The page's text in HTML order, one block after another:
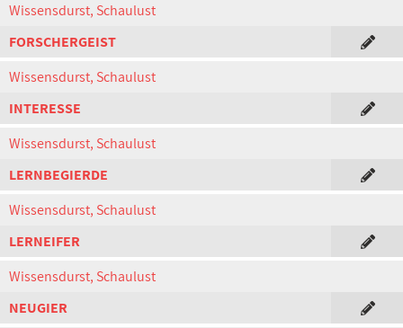
Wissensdurst, Schaulust
FORSCHERGEIST
Wissensdurst, Schaulust
INTERESSE
Wissensdurst, Schaulust
LERNBEGIERDE
Wissensdurst, Schaulust
LERNEIFER
Wissensdurst, Schaulust
NEUGIER